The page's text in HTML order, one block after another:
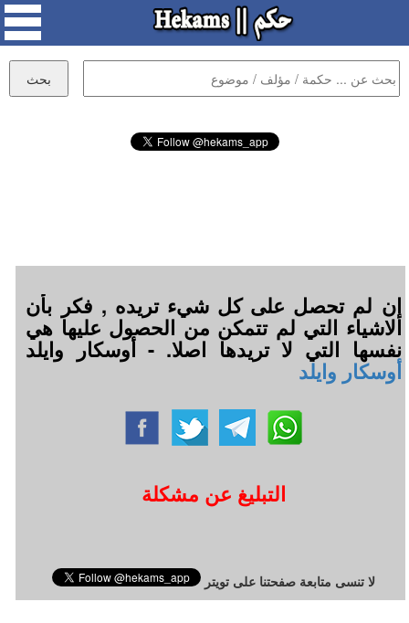
إن لم تحصل على كل شيء تريده , فكر بأن
الاشياء التي لم تتمكن من الحصول عليها هي
نفسها التي لا تريدها اصلا. - أوسكار وايلد
أوسكار وايلد
التبليغ عن مشكلة
لا تنسى متابعة صفحتنا على تويتر